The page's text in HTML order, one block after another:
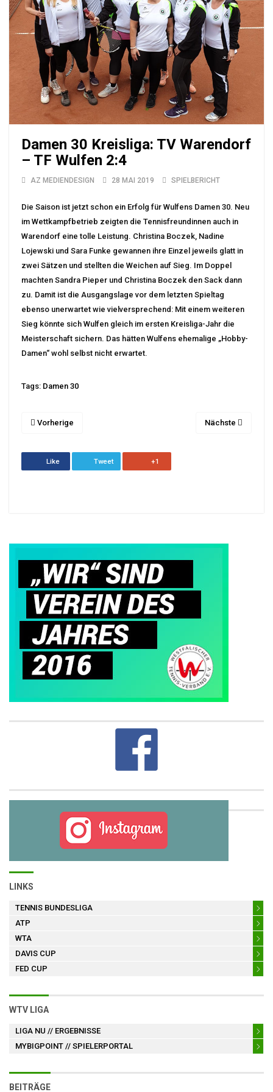
Damen 30 Kreisliga: TV Warendorf
– TF Wulfen 2:4
AZ MEDIENDESIGN 28 MAI 2019 SPIELBERICHT
Die Saison ist jetzt schon ein Erfolg für Wulfens Damen 30. Neu
im Wettkampfbetrieb zeigten die Tennisfreundinnen auch in
Warendorf eine tolle Leistung. Christina Boczek, Nadine
Lojewski und Sara Funke gewannen ihre Einzel jeweils glatt in
zwei Sätzen und stellten die Weichen auf Sieg. Im Doppel
machten Sandra Pieper und Christina Boczek den Sack dann
zu. Damit ist die Ausgangslage vor dem letzten Spieltag
ebenso unerwartet wie vielversprechend: Mit einem weiteren
Sieg könnte sich Wulfen gleich im ersten Kreisliga-Jahr die
Meisterschaft sichern. Das hätten Wulfens ehemalige „Hobby-
Damen“ wohl selbst nicht erwartet.
Tags: Damen 30
Vorherige Nächste
Like Tweet +1
LINKS
TENNIS BUNDESLIGA
ATP
WTA
DAVIS CUP
FED CUP
WTV LIGA
LIGA NU // ERGEBNISSE
MYBIGPOINT // SPIELERPORTAL
BEITRÄGE